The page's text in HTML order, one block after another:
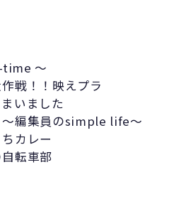
time ～
戦！！映えプラ
いました
編集員のsimple life～
カレー
転車部